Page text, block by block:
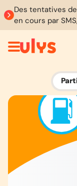
Des tentatives
en cours par